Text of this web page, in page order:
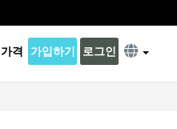
가격 가입하기 로그인